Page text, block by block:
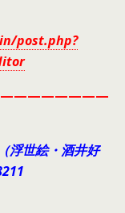
post.php?
浮世絵・酒井好